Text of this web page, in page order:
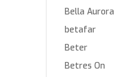
Bella Aurora
betafar
Beter
Betres On